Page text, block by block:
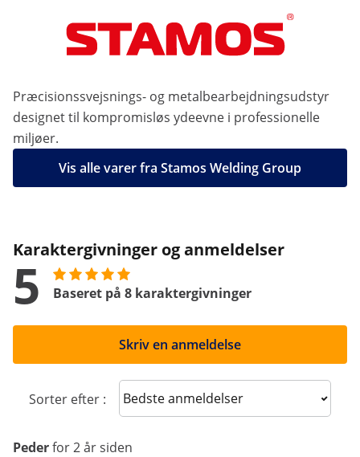
Præcisionssvejsnings- og metalbearbejdningsudstyr
designet til kompromisløs ydeevne i professionelle
miljøer.
Vis alle varer fra Stamos Welding Group
Karaktergivninger og anmeldelser
5 Baseret på 8 karaktergivninger
Skriv en anmeldelse
Sorter efter : Sort reviews
Pederfor 2 år siden